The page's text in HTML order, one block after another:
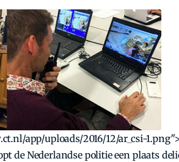
app/uploads/2016/12/ar_csi-
de Nederlandse politie een plaats